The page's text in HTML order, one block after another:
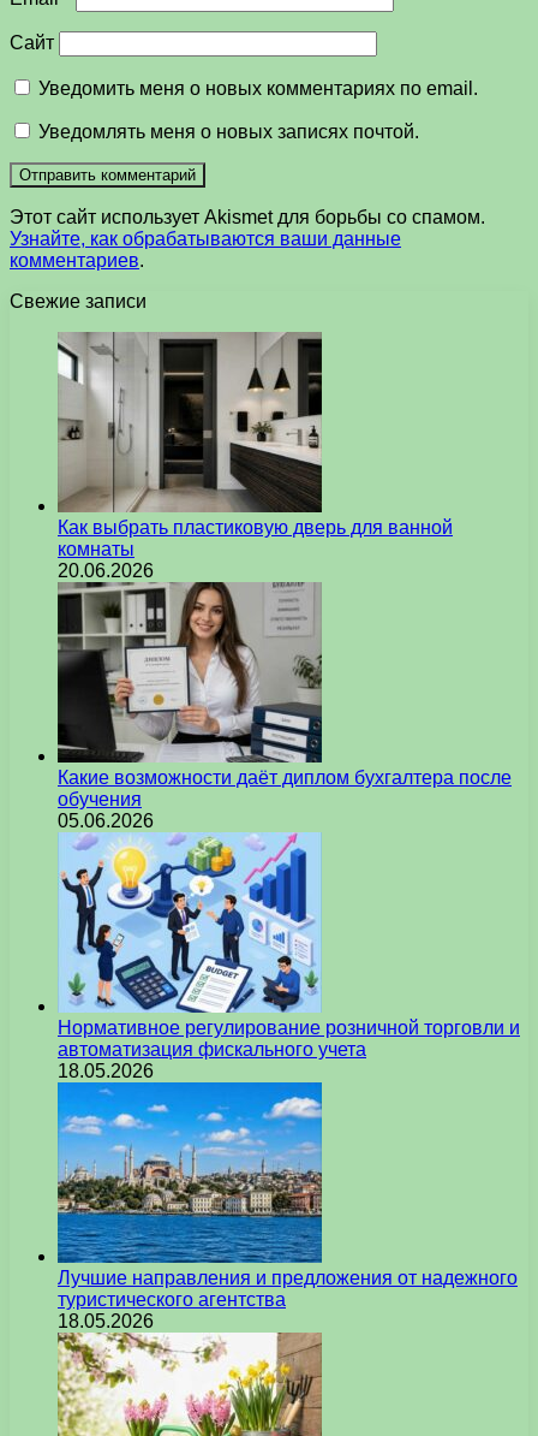
Сайт
Уведомить меня о новых комментариях по email.
Уведомлять меня о новых записях почтой.
Этот сайт использует Akismet для борьбы со спамом.
Узнайте, как обрабатываются ваши данные
комментариев.
Свежие записи
Как выбрать пластиковую дверь для ванной
комнаты
20.06.2026
Какие возможности даёт диплом бухгалтера после
обучения
05.06.2026
Нормативное регулирование розничной торговли и
автоматизация фискального учета
18.05.2026
Лучшие направления и предложения от надежного
туристического агентства
18.05.2026